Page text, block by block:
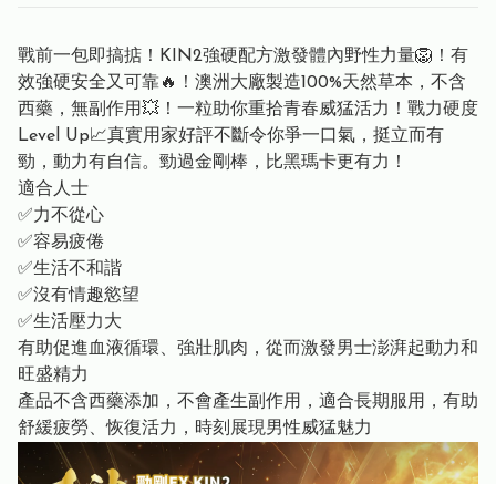
戰前一包即搞掂！KIN2強硬配方激發體內野性力量🦁！有
效強硬安全又可靠🔥！澳洲大廠製造100%天然草本，不含
西藥，無副作用💥！一粒助你重拾青春威猛活力！戰力硬度
Level Up📈真實用家好評不斷令你爭一口氣，挺立而有
勁，動力有自信。勁過金剛棒，比黑瑪卡更有力！
適合人士
✅力不從心
✅容易疲倦
✅生活不和諧
✅沒有情趣慾望
✅生活壓力大
有助促進血液循環、強壯肌肉，從而激發男士澎湃起動力和
旺盛精力
產品不含西藥添加，不會產生副作用，適合長期服用，有助
舒緩疲勞、恢復活力，時刻展現男性威猛魅力